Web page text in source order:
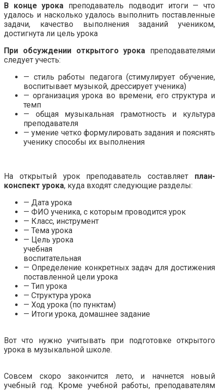
В конце урока преподаватель подводит итоги — что
удалось и насколько удалось выполнить поставленные
задачи, качество выполнения заданий учеником,
достигнута ли цель урока
При обсуждении открытого урока преподавателями
следует учесть:
— стиль работы педагога (стимулирует обучение,
воспитывает музыкой, дрессирует ученика)
— организация урока во времени, его структура и
темп
— общая музыкальная грамотность и культура
преподавателя
— умение четко формулировать задания и пояснять
ученику способы их выполнения
На открытый урок преподаватель составляет план-
конспект урока, куда входят следующие разделы:
— Дата урока
— ФИО ученика, с которым проводится урок
— Класс, инструмент
— Тема урока
— Цель урока
учебная
воспитательная
— Определение конкретных задач для достижения
поставленной цели урока
— Тип урока
— Структура урока
— Ход урока (по пунктам)
— Итоги урока, домашнее задание
Вот что нужно учитывать при подготовке открытого
урока в музыкальной школе.
Совсем скоро закончится лето, и начнется новый
учебный год. Кроме учебной работы, преподавателям